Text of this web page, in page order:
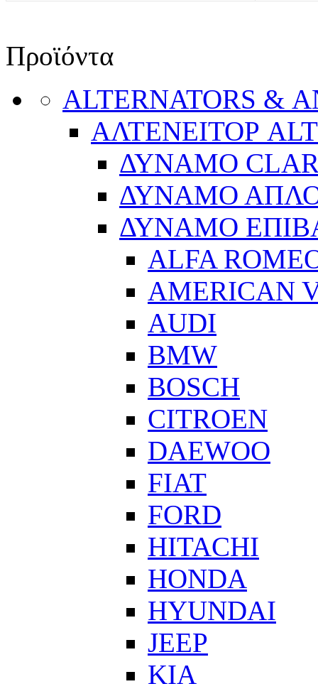
Προϊόντα
ALTERNATORS &
ΑΛΤΕΝΕΙΤΟΡ
ΔΥΝΑΜΟ
ΔΥΝΑΜΟ
ΔΥΝΑΜΟ
ALFA
AMERICAN
AUDI
BMW
BOSCH
CITROEN
DAEWOO
FIAT
FORD
HITACHI
HONDA
HYUNDAI
JEEP
KIA